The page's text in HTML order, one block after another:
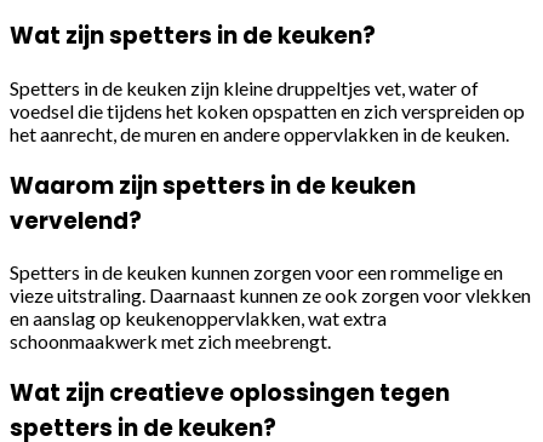
Wat zijn spetters in de keuken?
Spetters in de keuken zijn kleine druppeltjes vet, water of
voedsel die tijdens het koken opspatten en zich verspreiden op
het aanrecht, de muren en andere oppervlakken in de keuken.
Waarom zijn spetters in de keuken
vervelend?
Spetters in de keuken kunnen zorgen voor een rommelige en
vieze uitstraling. Daarnaast kunnen ze ook zorgen voor vlekken
en aanslag op keukenoppervlakken, wat extra
schoonmaakwerk met zich meebrengt.
Wat zijn creatieve oplossingen tegen
spetters in de keuken?